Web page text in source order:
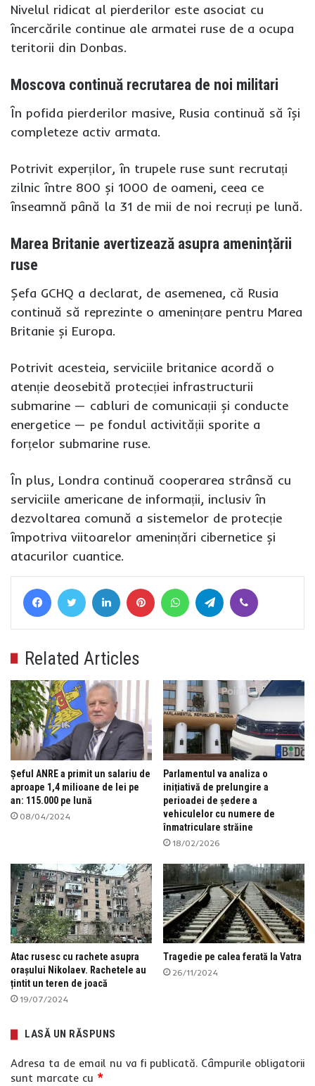
Nivelul ridicat al pierderilor este asociat cu
încercările continue ale armatei ruse de a ocupa
teritorii din Donbas.
Moscova continuă recrutarea de noi militari
În pofida pierderilor masive, Rusia continuă să își
completeze activ armata.
Potrivit experților, în trupele ruse sunt recrutați
zilnic între 800 și 1000 de oameni, ceea ce
înseamnă până la 31 de mii de noi recruți pe lună.
Marea Britanie avertizează asupra amenințării
ruse
Șefa GCHQ a declarat, de asemenea, că Rusia
continuă să reprezinte o amenințare pentru Marea
Britanie și Europa.
Potrivit acesteia, serviciile britanice acordă o
atenție deosebită protecției infrastructurii
submarine — cabluri de comunicații și conducte
energetice — pe fondul activității sporite a
forțelor submarine ruse.
În plus, Londra continuă cooperarea strânsă cu
serviciile americane de informații, inclusiv în
dezvoltarea comună a sistemelor de protecție
împotriva viitoarelor amenințări cibernetice și
atacurilor cuantice.
FacebookTwitter LinkedIn Pinterest WhatsAppTelegram
Related Articles
Șeful ANRE a primit un salariu de
aproape 1,4 milioane de lei pe
an: 115.000 pe lună
08/04/2024
Parlamentul va analiza o
inițiativă de prelungire a
perioadei de ședere a
vehiculelor cu numere de
înmatriculare străine
18/02/2026
Atac rusesc cu rachete asupra
orașului Nikolaev. Rachetele au
țintit un teren de joacă
19/07/2024
Tragedie pe calea ferată la Vatra
26/11/2024
LASĂ UN RĂSPUNS
Adresa ta de email nu va fi publicată. Câmpurile obligatorii
sunt marcate cu *